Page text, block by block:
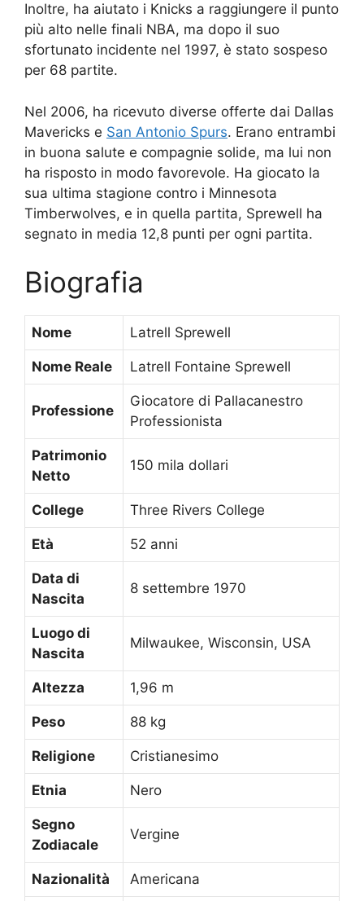
Inoltre, ha aiutato i Knicks a raggiungere il punto
più alto nelle finali NBA, ma dopo il suo
sfortunato incidente nel 1997, è stato sospeso
per 68 partite.
Nel 2006, ha ricevuto diverse offerte dai Dallas
Mavericks e San Antonio Spurs. Erano entrambi
in buona salute e compagnie solide, ma lui non
ha risposto in modo favorevole. Ha giocato la
sua ultima stagione contro i Minnesota
Timberwolves, e in quella partita, Sprewell ha
segnato in media 12,8 punti per ogni partita.
Biografia
Nome Latrell Sprewell
Nome Reale Latrell Fontaine Sprewell
Professione
Giocatore di Pallacanestro
Professionista
Patrimonio
Netto
150 mila dollari
College Three Rivers College
Età 52 anni
Data di
Nascita
8 settembre 1970
Luogo di
Nascita
Milwaukee, Wisconsin, USA
Altezza 1,96 m
Peso 88 kg
Religione Cristianesimo
Etnia Nero
Segno
Zodiacale
Vergine
Nazionalità Americana